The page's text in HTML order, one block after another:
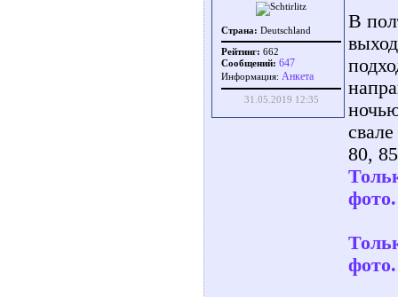
Страна: Deutschland
Рейтинг: 662
Сообщений: 647
Информация: Aнкета
31.05.2019 12:35
В
80,
фото.
фото.